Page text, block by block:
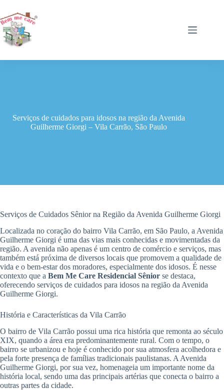
para
o
conteúdo
Serviços de cuidados para idosos na região da Avenida
Guilherme Giorgi – Vila Carrão, São Paulo
Serviços de Cuidados Sênior na Região da Avenida Guilherme Giorgi
Localizada no coração do bairro Vila Carrão, em São Paulo, a Avenida
Guilherme Giorgi é uma das vias mais conhecidas e movimentadas da
região. A avenida não apenas é um centro de comércio e serviços, mas
também está próxima de diversos locais que promovem a qualidade de
vida e o bem-estar dos moradores, especialmente dos idosos. É nesse
contexto que a Bem Me Care Residencial Sênior se destaca,
oferecendo serviços de cuidados para idosos na região da Avenida
Guilherme Giorgi.
História e Características da Vila Carrão
O bairro de Vila Carrão possui uma rica história que remonta ao século
XIX, quando a área era predominantemente rural. Com o tempo, o
bairro se urbanizou e hoje é conhecido por sua atmosfera acolhedora e
pela forte presença de famílias tradicionais paulistanas. A Avenida
Guilherme Giorgi, por sua vez, homenageia um importante nome da
história local, sendo uma das principais artérias que conecta o bairro a
outras partes da cidade.